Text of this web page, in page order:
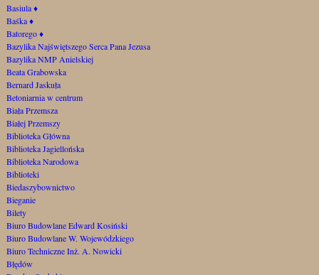
Basiula♦
Baśka♦
Batorego♦
Bazylika Najświętszego Serca Pana Jezusa
Bazylika NMP Anielskiej
Beata Grabowska
Bernard Jaskuła
Betoniarnia w centrum
Biała Przemsza
Białej Przemszy
Biblioteka Główna
Biblioteka Jagiellońska
Biblioteka Narodowa
Biblioteki
Biedaszybownictwo
Bieganie
Bilety
Biuro Budowlane Edward Kosiński
Biuro Budowlane W. Wojewódzkiego
Biuro Techniczne Inż. A. Nowicki
Błędów